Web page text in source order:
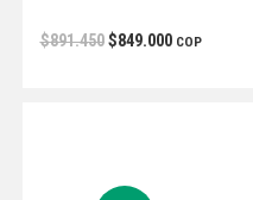
$891.450 $849.000 COP